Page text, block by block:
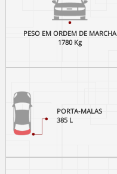
PESO EM ORDEM DE MARCHA
1780 Kg
PORTA-MALAS
385 L